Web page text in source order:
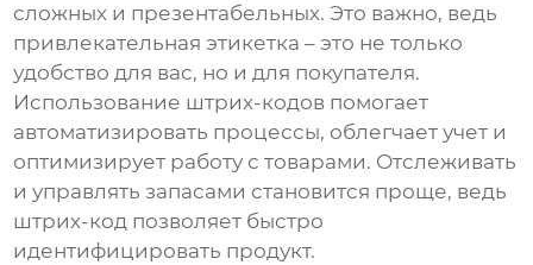
сложных и презентабельных. Это важно, ведь
привлекательная этикетка – это не только
удобство для вас, но и для покупателя.
Использование штрих-кодов помогает
автоматизировать процессы, облегчает учет и
оптимизирует работу с товарами. Отслеживать
и управлять запасами становится проще, ведь
штрих-код позволяет быстро
идентифицировать продукт.